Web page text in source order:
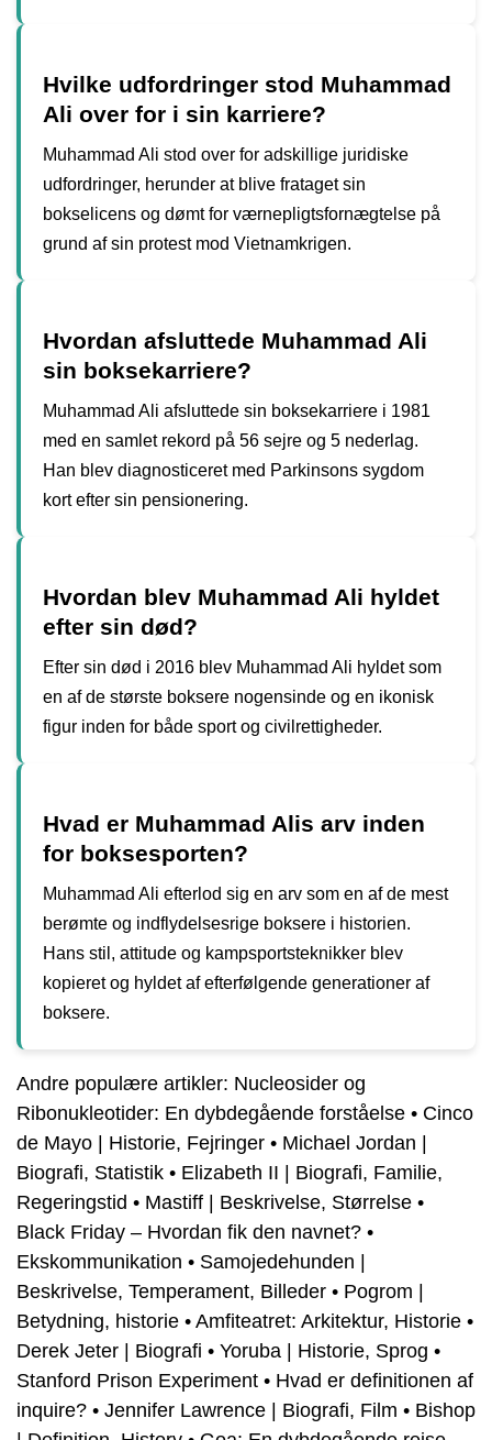
Hvilke udfordringer stod Muhammad
Ali over for i sin karriere?
Muhammad Ali stod over for adskillige juridiske
udfordringer, herunder at blive frataget sin
bokselicens og dømt for værnepligtsfornægtelse på
grund af sin protest mod Vietnamkrigen.
Hvordan afsluttede Muhammad Ali
sin boksekarriere?
Muhammad Ali afsluttede sin boksekarriere i 1981
med en samlet rekord på 56 sejre og 5 nederlag.
Han blev diagnosticeret med Parkinsons sygdom
kort efter sin pensionering.
Hvordan blev Muhammad Ali hyldet
efter sin død?
Efter sin død i 2016 blev Muhammad Ali hyldet som
en af de største boksere nogensinde og en ikonisk
figur inden for både sport og civilrettigheder.
Hvad er Muhammad Alis arv inden
for boksesporten?
Muhammad Ali efterlod sig en arv som en af de mest
berømte og indflydelsesrige boksere i historien.
Hans stil, attitude og kampsportsteknikker blev
kopieret og hyldet af efterfølgende generationer af
boksere.
Andre populære artikler: Nucleosider og
Ribonukleotider: En dybdegående forståelse • Cinco
de Mayo | Historie, Fejringer • Michael Jordan |
Biografi, Statistik • Elizabeth II | Biografi, Familie,
Regeringstid • Mastiff | Beskrivelse, Størrelse •
Black Friday – Hvordan fik den navnet? •
Ekskommunikation • Samojedehunden |
Beskrivelse, Temperament, Billeder • Pogrom |
Betydning, historie • Amfiteatret: Arkitektur, Historie •
Derek Jeter | Biografi • Yoruba | Historie, Sprog •
Stanford Prison Experiment • Hvad er definitionen af
inquire? • Jennifer Lawrence | Biografi, Film • Bishop